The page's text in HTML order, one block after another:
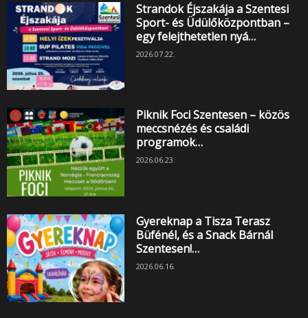
Strandok Éjszakája a Szentesi
Sport- és Üdülőközpontban –
egy felejthetetlen nyá…
2026.07.22.
Piknik Foci Szentesen – közös
meccsnézés és családi
programok…
2026.06.23.
Gyereknap a Tisza Terasz
Büfénél, és a Snack Bárnál
Szentesen!…
2026.06.16.